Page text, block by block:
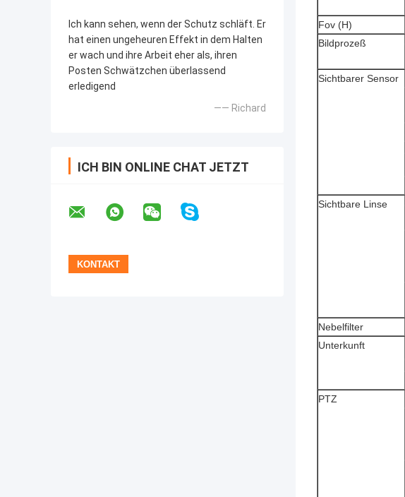
Ich kann sehen, wenn der Schutz schläft. Er
hat einen ungeheuren Effekt in dem Halten
er wach und ihre Arbeit eher als, ihren
Posten Schwätzchen überlassend
erledigend
—— Richard
ICH BIN ONLINE CHAT JETZT
Fov (H)
Bildprozeß
Sichtbarer Sensor
Sichtbare Linse
Nebelfilter
Unterkunft
PTZ